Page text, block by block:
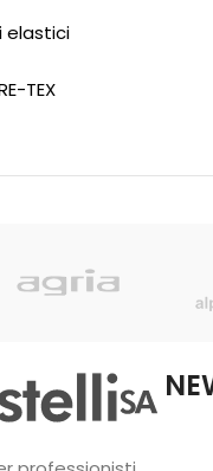
elastici
TEX